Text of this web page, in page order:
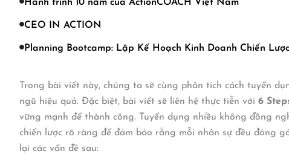
Hành trình 10 năm của ActionCOACH Việt Nam
CEO IN ACTION
Planning Bootcamp: Lập Kế Hoạch Kinh Doanh Chiến
Trong bài viết này, chúng ta sẽ cùng phân tích cách tuyển
ngũ hiệu quả. Đặc biệt, bài viết sẽ liên hệ thực tiễn với 6
vững mạnh để thành công. Tuyển dụng nhiều không đồng
chiến lược rõ ràng để đảm bảo rằng mỗi nhân sự đều đóng
lại các vấn đề sau: